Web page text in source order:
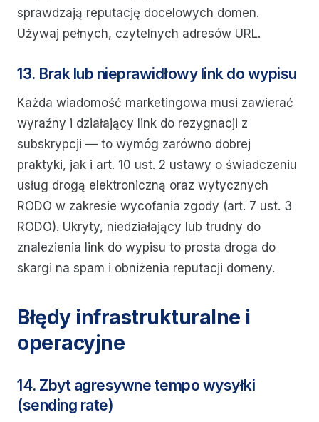
sprawdzają reputację docelowych domen.
Używaj pełnych, czytelnych adresów URL.
13. Brak lub nieprawidłowy link do wypisu
Każda wiadomość marketingowa musi zawierać
wyraźny i działający link do rezygnacji z
subskrypcji — to wymóg zarówno dobrej
praktyki, jak i art. 10 ust. 2 ustawy o świadczeniu
usług drogą elektroniczną oraz wytycznych
RODO w zakresie wycofania zgody (art. 7 ust. 3
RODO). Ukryty, niedziałający lub trudny do
znalezienia link do wypisu to prosta droga do
skargi na spam i obniżenia reputacji domeny.
Błędy infrastrukturalne i
operacyjne
14. Zbyt agresywne tempo wysyłki
(sending rate)